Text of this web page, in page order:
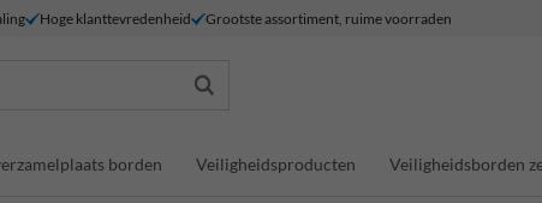
Hoge klanttevredenheid Grootste assortiment, ruime voorraden
borden Veiligheidsproducten Veiligheidsborden